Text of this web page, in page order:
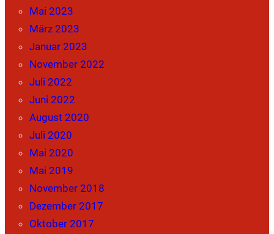
Mai 2023
März 2023
Januar 2023
November 2022
Juli 2022
Juni 2022
August 2020
Juli 2020
Mai 2020
Mai 2019
November 2018
Dezember 2017
Oktober 2017